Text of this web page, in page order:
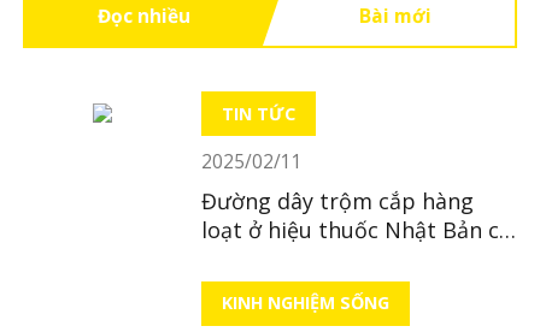
Đọc nhiều Bài mới
TIN TỨC
2025/02/11
Đường dây trộm cắp hàng
loạt ở hiệu thuốc Nhật Bản có
KINH NGHIỆM SỐNG